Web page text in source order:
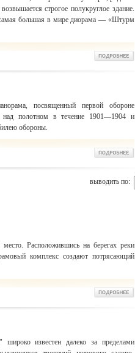
строгое полукруглое здание.
большая в мире диорама — «Штурм
посвященный первой обороне
над полотном в течение 1901—1904 и
обороны.
выводить по:
место. Расположившись на берегах реки
комплекс создают потрясающий
широко известен далеко за пределами